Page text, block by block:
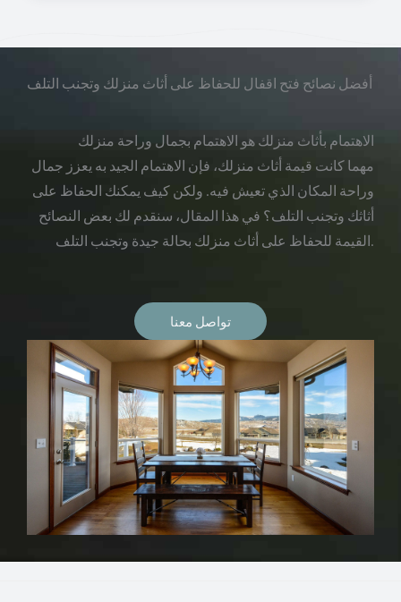
أفضل نصائح فتح اقفال للحفاظ على أثاث منزلك وتجنب التلف
الاهتمام بأثاث منزلك هو الاهتمام بجمال وراحة منزلك
مهما كانت قيمة أثاث منزلك، فإن الاهتمام الجيد به يعزز جمال
وراحة المكان الذي تعيش فيه. ولكن كيف يمكنك الحفاظ على
أثاثك وتجنب التلف؟ في هذا المقال، سنقدم لك بعض النصائح
القيمة للحفاظ على أثاث منزلك بحالة جيدة وتجنب التلف.
تواصل معنا